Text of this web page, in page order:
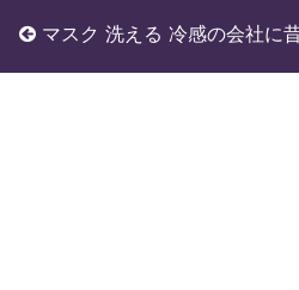
マスク 洗える 冷感の会社に